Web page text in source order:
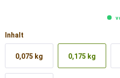
Inhalt
0,075 kg 0,175 kg